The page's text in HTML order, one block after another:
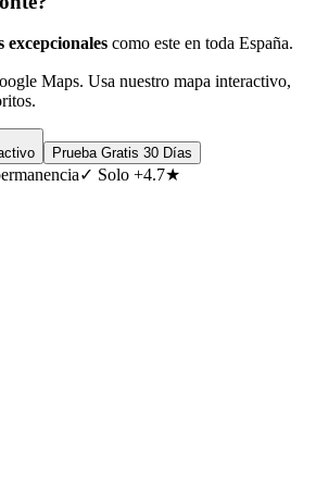
excepcionales como este en toda España.
Maps. Usa nuestro mapa interactivo,
Prueba Gratis 30 Días
✓ Solo +4.7★